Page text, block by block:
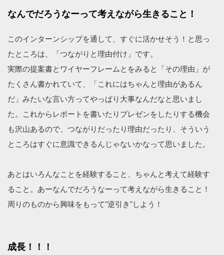
なんでだろうなーって考えながら生きること！
このインターンシップを通して、すぐに活かせそう！と思っ
たところは、「つながりと理由付け」です。
実際の提案書とワイヤーフレームとをみると「その理由」が
たくさん書かれていて、「これにはちゃんと理由があるん
だ」みたいな言い方ってやっぱり大事なんだなと思いまし
た。これからレポートを書いたりプレゼンをしたりする機会
も沢山あるので、つながりだったり理由だったり、そういう
ところはすぐに意識できるんじゃないかなって思いました。
あとはいろんなことを経験すること、ちゃんと考えて経験す
ること。あーなんでだろうなーって考えながら生きること！
周りのものから興味をもって"逆引き"しよう！
成長！！！